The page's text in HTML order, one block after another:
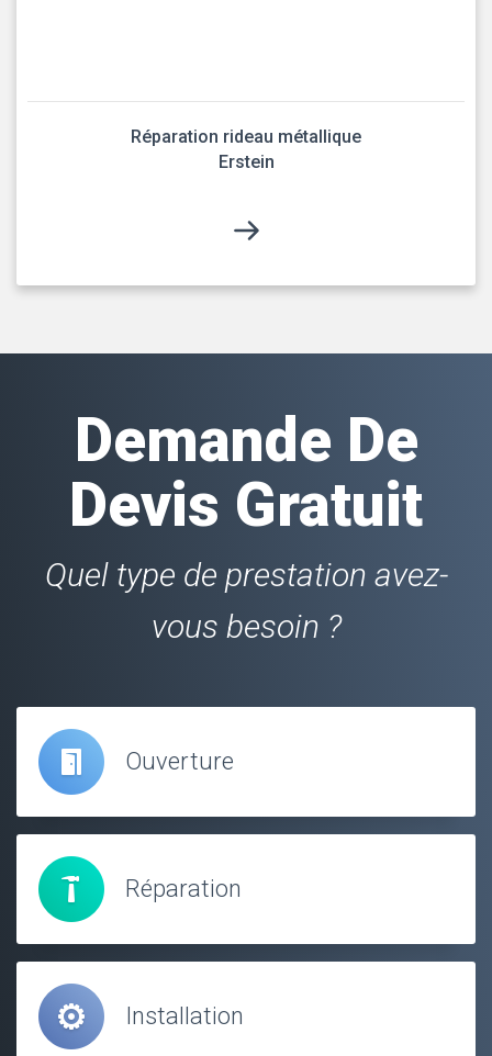
Réparation rideau métallique
Erstein
Demande De
Devis Gratuit
Quel type de prestation avez-
vous besoin ?
Ouverture
Réparation
Installation